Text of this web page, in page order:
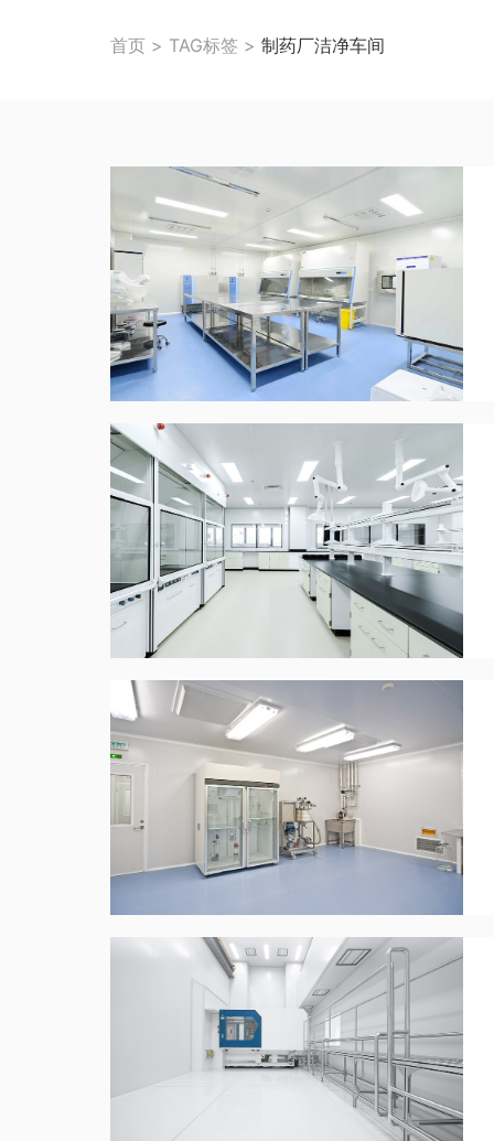
首页 > TAG标签 > 制药厂洁净车间